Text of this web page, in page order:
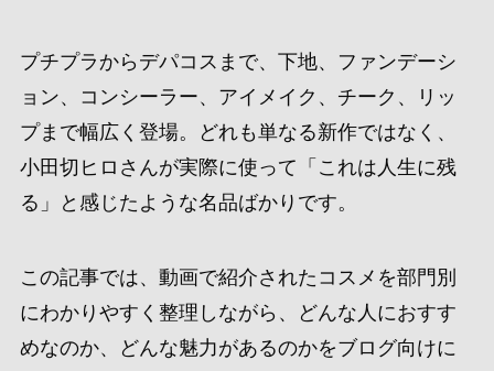
プチプラからデパコスまで、下地、ファンデーシ
ョン、コンシーラー、アイメイク、チーク、リッ
プまで幅広く登場。どれも単なる新作ではなく、
小田切ヒロさんが実際に使って「これは人生に残
る」と感じたような名品ばかりです。
この記事では、動画で紹介されたコスメを部門別
にわかりやすく整理しながら、どんな人におすす
めなのか、どんな魅力があるのかをブログ向けに